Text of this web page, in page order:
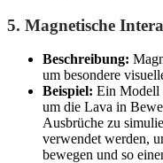
5. Magnetische
Beschreibung:
um besondere
Beispiel: Ein Modell
um die Lava in
Ausbrüche zu
verwendet werden,
bewegen und so